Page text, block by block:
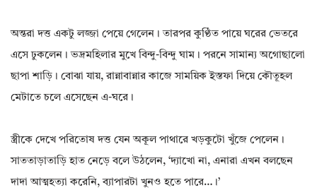
অন্তরা দত্ত একটু লজ্জা পেয়ে গেলেন। তারপর কুণ্ঠিত পায়ে ঘরের ভেতরে
এসে ঢুকলেন। ভদ্রমহিলার মুখে বিন্দু-বিন্দু ঘাম। পরনে সামান্য অগোছালো
ছাপা শাড়ি। বোঝা যায়, রান্নাবান্নার কাজে সাময়িক ইস্তফা দিয়ে কৌতূহল
মেটাতে চলে এসেছেন এ-ঘরে।
স্ত্রীকে দেখে পরিতোষ দত্ত যেন অকূল পাথারে খড়কুটো খুঁজে পেলেন।
সাততাড়াতাড়ি হাত নেড়ে বলে উঠলেন, ‘দ্যাখো না, এনারা এখন বলছেন
দাদা আত্মহত্যা করেনি, ব্যাপারটা খুনও হতে পারে…।’